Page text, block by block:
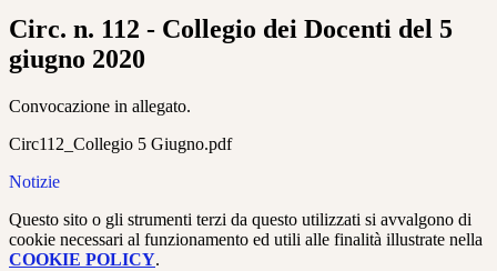
Circ. n. 112 - Collegio dei Docenti del 5
giugno 2020
Convocazione in allegato.
Circ112_Collegio 5 Giugno.pdf
Notizie
Questo sito o gli strumenti terzi da questo utilizzati si avvalgono di
cookie necessari al funzionamento ed utili alle finalità illustrate nella
COOKIE POLICY.